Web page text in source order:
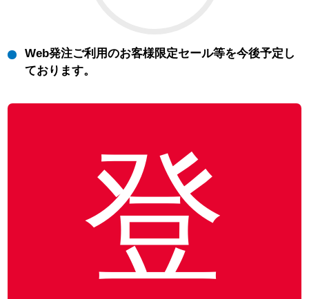
Web発注ご利用のお客様限定セール等を今後予定し
ております。
登